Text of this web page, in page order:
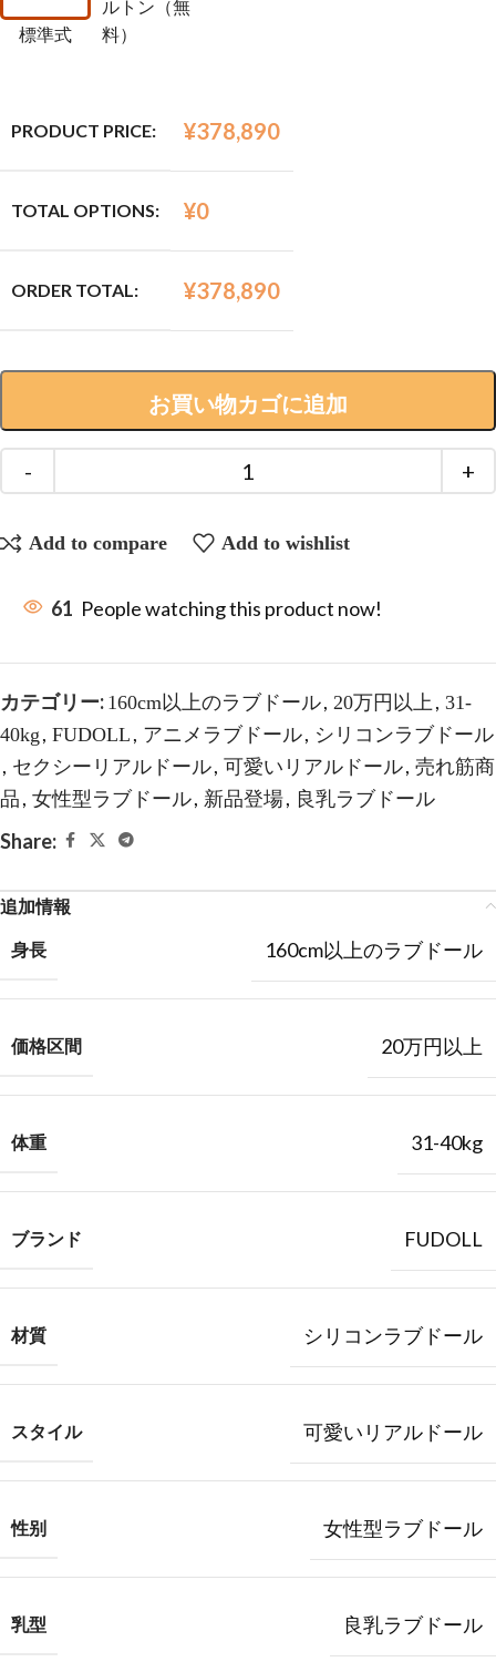
標準式
ルトン（無
料）
PRODUCT PRICE: ¥378,890
TOTAL OPTIONS: ¥0
ORDER TOTAL: ¥378,890
お買い物カゴに追加
Add to compare Add to wishlist
61 People watching this product now!
カテゴリー: 160cm以上のラブドール, 20万円以上 , 31-
40kg , FUDOLL , アニメラブドール, シリコンラブドール
, セクシーリアルドール, 可愛いリアルドール, 売れ筋商
品 , 女性型ラブドール, 新品登場, 良乳ラブドール
Share:
追加情報
身長 160cm以上のラブドール
価格区間 20万円以上
体重 31-40kg
ブランド FUDOLL
材質 シリコンラブドール
スタイル 可愛いリアルドール
性别 女性型ラブドール
乳型 良乳ラブドール